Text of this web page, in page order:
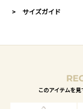
> サイズガイド
このアイテムを